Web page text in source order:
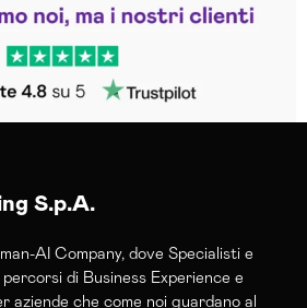
S.p.A.
AI Company, dove Specialisti e
di Business Experience e
aziende che come noi guardano al